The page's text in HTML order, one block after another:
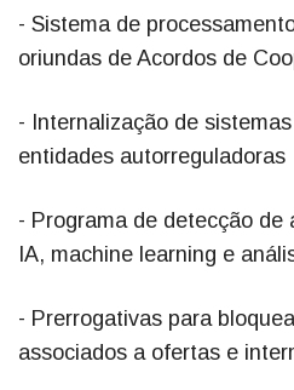
- Sistema de
oriundas de Acordos de
- Internalização de
entidades autorreguladoras
- Programa de detecção de
IA, machine learning e
- Prerrogativas para
associados a ofertas e